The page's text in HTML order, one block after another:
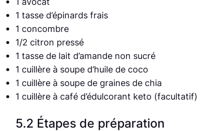
1 tasse d’épinards frais
1 concombre
1/2 citron pressé
1 tasse de lait d’amande non sucré
1 cuillère à soupe d’huile de coco
1 cuillère à soupe de graines de chia
1 cuillère à café d’édulcorant keto (facultatif)
5.2 Étapes de préparation